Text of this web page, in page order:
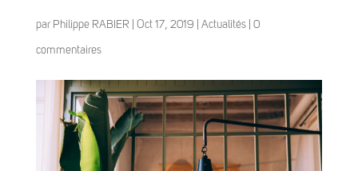
par Philippe RABIER Oct 17, 2019 Actualités| 0
commentaires